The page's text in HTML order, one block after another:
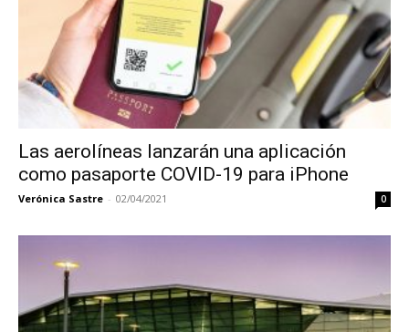
Las aerolíneas lanzarán una aplicación
como pasaporte COVID-19 para iPhone
Verónica Sastre - 02/04/2021 0